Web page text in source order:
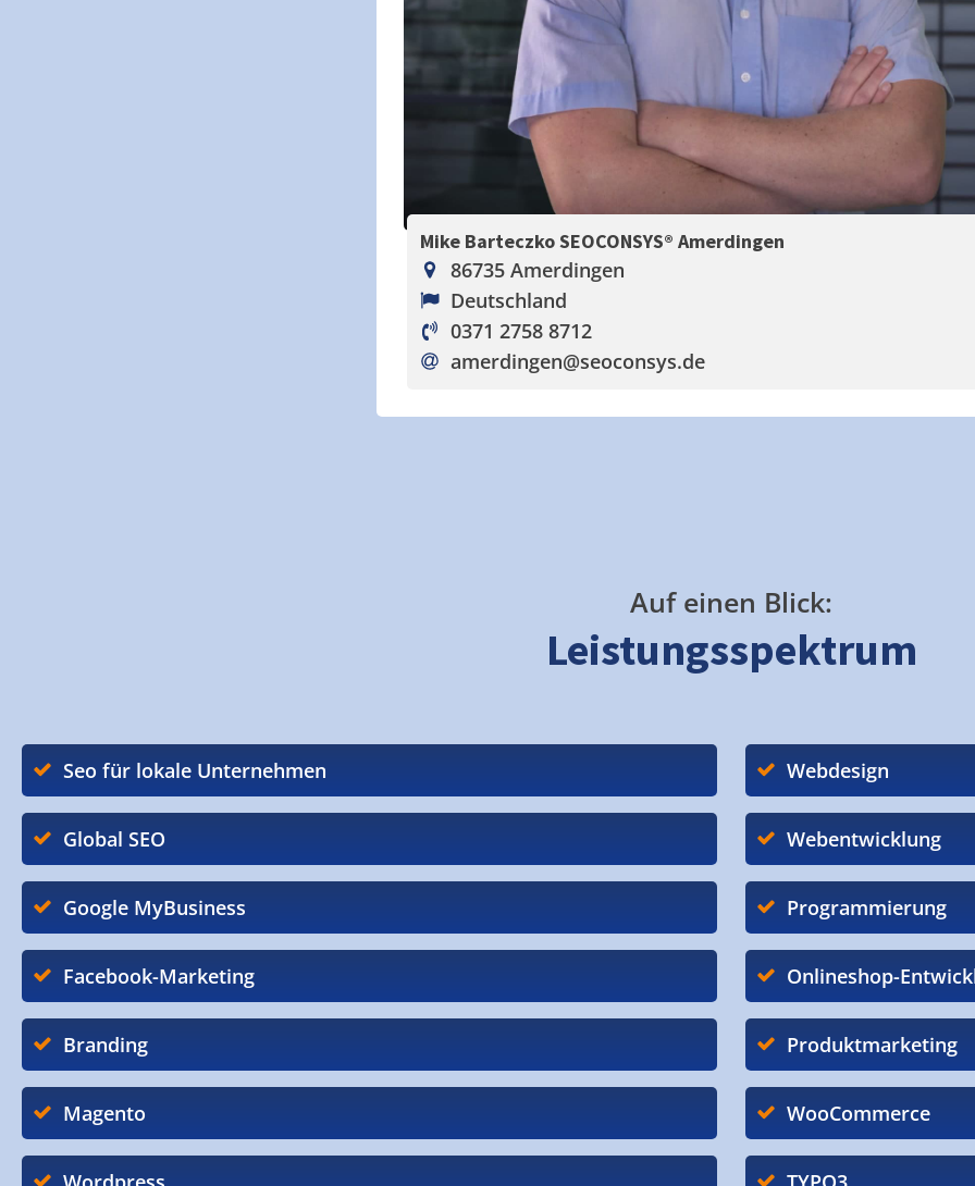
Mike Barteczko SEOCONSYS® Amerdingen
86735 Amerdingen
Deutschland
0371 2758 8712
amerdingen@seoconsys.de
Auf einen Blick:
Leistungsspektrum
Seo für lokale Unternehmen
Global SEO
Google MyBusiness
Facebook-Marketing
Branding
Magento
Webdesign
Webentwicklung
Programmierung
Onlineshop-
Produktmarketing
WooCommerce